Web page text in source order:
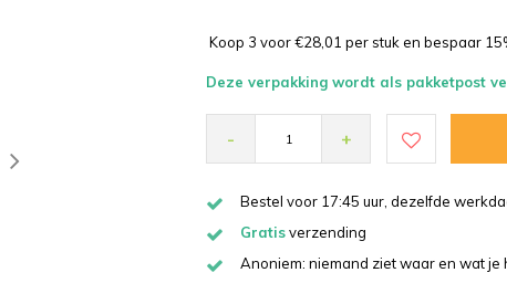
Koop 3 voor €28,01 per stuk en bespaar
Deze verpakking wordt als pakketpost
- +
Bestel voor 17:45 uur, dezelfde
Gratisverzending
Anoniem: niemand ziet waar en wat je